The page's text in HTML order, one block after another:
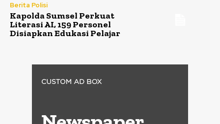
Berita Polisi
Kapolda Sumsel Perkuat
Literasi AI, 159 Personel
Disiapkan Edukasi Pelajar